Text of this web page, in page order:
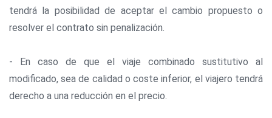
tendrá la posibilidad de aceptar el cambio propuesto o
resolver el contrato sin penalización.
- En caso de que el viaje combinado sustitutivo al
modificado, sea de calidad o coste inferior, el viajero tendrá
derecho a una reducción en el precio.